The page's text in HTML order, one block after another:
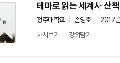
테마로 읽는 세계사 산책
청주대학교 손영호
2017
차시보기
강의담기